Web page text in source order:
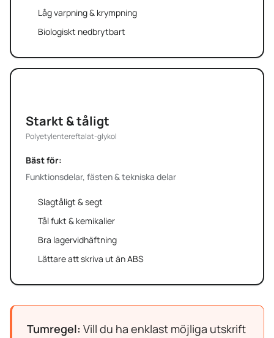
Låg varpning & krympning
Biologiskt nedbrytbart
Starkt & tåligt
Polyetylentereftalat-glykol
Bäst för:
Funktionsdelar, fästen & tekniska delar
Slagtåligt & segt
Tål fukt & kemikalier
Bra lagervidhäftning
Lättare att skriva ut än ABS
Tumregel: Vill du ha enklast möjliga utskrift